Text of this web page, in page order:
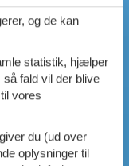
og de kan
statistik, hjælper
fald vil der blive
vores
du (ud over
oplysninger til